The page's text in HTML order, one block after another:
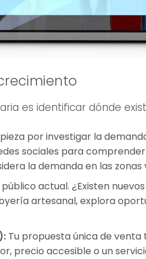
es identificar dónde
por investigar la
sociales para
la demanda en las zonas
actual. ¿Existen
artesanal, explora
Tu propuesta única de venta
precio accesible o un